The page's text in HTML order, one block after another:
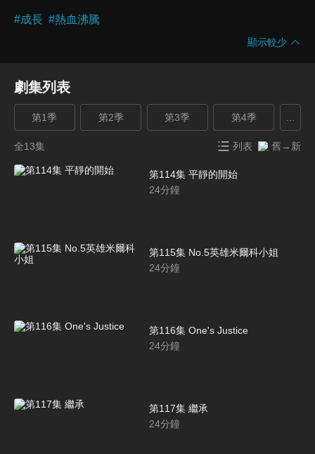
#成長 #熱血沸騰
顯示較少
劇集列表
第1季 第2季 第3季 第4季
全13集 列表 舊→新
第114集 平靜的開始
24分鐘
第115集 No.5英雄米爾科小姐
24分鐘
第116集 One's Justice
24分鐘
第117集 繼承
24分鐘